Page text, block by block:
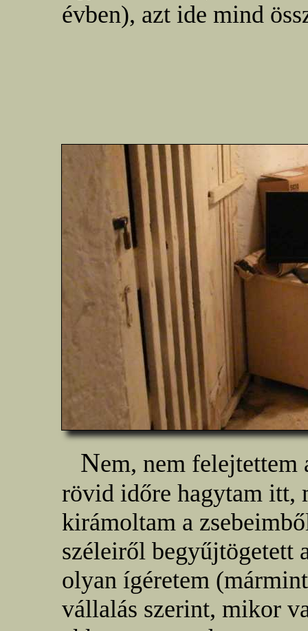
évben), azt ide mind
Nem, nem felejtettem
rövid időre hagytam itt,
kirámoltam a
széleiről begyűjtögetett
olyan ígéretem
vállalás szerint, mikor